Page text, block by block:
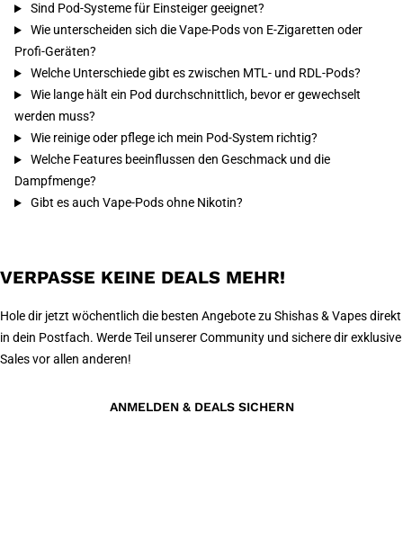
Sind Pod-Systeme für Einsteiger geeignet?
Wie unterscheiden sich die Vape-Pods von E-Zigaretten oder
Profi-Geräten?
Welche Unterschiede gibt es zwischen MTL- und RDL-Pods?
Wie lange hält ein Pod durchschnittlich, bevor er gewechselt
werden muss?
Wie reinige oder pflege ich mein Pod-System richtig?
Welche Features beeinflussen den Geschmack und die
Dampfmenge?
Gibt es auch Vape-Pods ohne Nikotin?
VERPASSE KEINE DEALS MEHR!
Hole dir jetzt wöchentlich die besten Angebote zu Shishas & Vapes direkt
in dein Postfach. Werde Teil unserer Community und sichere dir exklusive
Sales vor allen anderen!
ANMELDEN & DEALS SICHERN